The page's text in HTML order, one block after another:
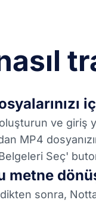
ve giriş
MP4
Seç'
metne
sonra,